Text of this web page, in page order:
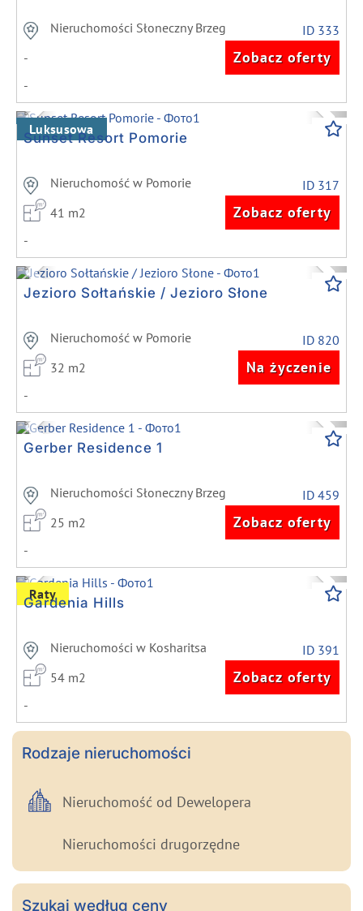
Nieruchomości Słoneczny Brzeg
ID 333
-
Zobacz oferty
-
Previous Next
Luksusowa
Sunset Resort Pomorie
Nieruchomość w Pomorie
ID 317
41 m2
Zobacz oferty
-
Previous Next
Jezioro Sołtańskie / Jezioro Słone
Nieruchomość w Pomorie
ID 820
32 m2
Na życzenie
-
Previous Next
Gerber Residence 1
Nieruchomości Słoneczny Brzeg
ID 459
25 m2
Zobacz oferty
-
Previous Next
Raty
Gardenia Hills
Nieruchomości w Kosharitsa
ID 391
54 m2
Zobacz oferty
-
Rodzaje nieruchomości
Nieruchomość od Dewelopera
Nieruchomości drugorzędne
Szukaj według ceny